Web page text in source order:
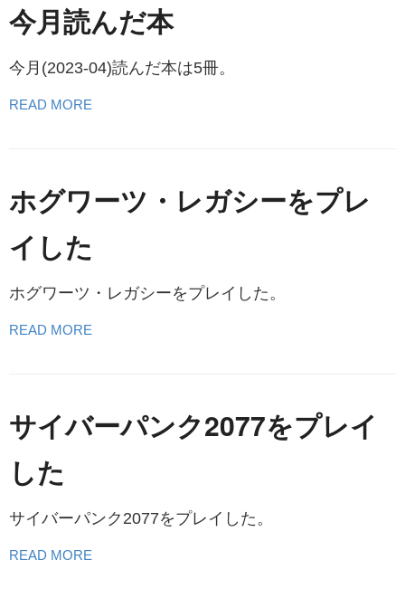
今月読んだ本
今月(2023-04)読んだ本は5冊。
READ MORE
ホグワーツ・レガシーをプレ
イした
ホグワーツ・レガシーをプレイした。
READ MORE
サイバーパンク2077をプレイ
した
サイバーパンク2077をプレイした。
READ MORE